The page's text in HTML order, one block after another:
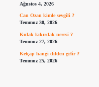
Ağustos 4, 2026
Can Ozan kimle sevgili ?
Temmuz 30, 2026
Kulak kıkırdak neresi ?
Temmuz 27, 2026
Ketçap hangi dilden gelir ?
Temmuz 25, 2026